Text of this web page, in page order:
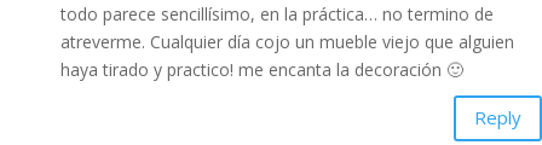
todo parece sencillísimo, en la práctica… no termino de
atreverme. Cualquier día cojo un mueble viejo que alguien
haya tirado y practico! me encanta la decoración 🙂
Reply